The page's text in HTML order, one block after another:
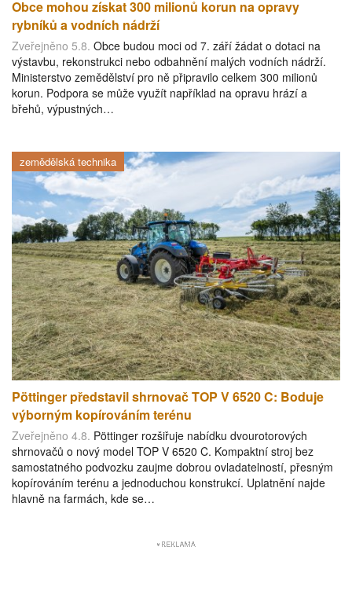
Obce mohou získat 300 milionů korun na opravy
rybníků a vodních nádrží
Zveřejněno 5.8. Obce budou moci od 7. září žádat o dotaci na
výstavbu, rekonstrukci nebo odbahnění malých vodních nádrží.
Ministerstvo zemědělství pro ně připravilo celkem 300 milionů
korun. Podpora se může využít například na opravu hrází a
břehů, výpustných…
zemědělská technika
Pöttinger představil shrnovač TOP V 6520 C: Boduje
výborným kopírováním terénu
Zveřejněno 4.8. Pöttinger rozšiřuje nabídku dvourotorových
shrnovačů o nový model TOP V 6520 C. Kompaktní stroj bez
samostatného podvozku zaujme dobrou ovladatelností, přesným
kopírováním terénu a jednoduchou konstrukcí. Uplatnění najde
hlavně na farmách, kde se…